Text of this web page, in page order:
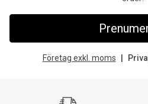
Företag exkl. moms